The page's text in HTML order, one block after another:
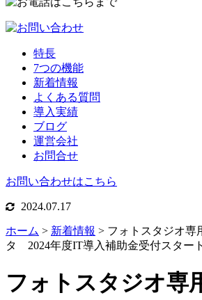
特長
7つの機能
新着情報
よくある質問
導入実績
ブログ
運営会社
お問合せ
お問い合わせはこちら
2024.07.17
ホーム > 新着情報 > フォトスタジオ専
タ 2024年度IT導入補助金受付スター
フォトスタジオ専